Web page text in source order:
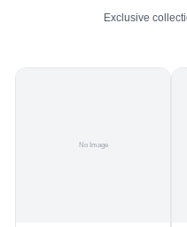
Exclusive